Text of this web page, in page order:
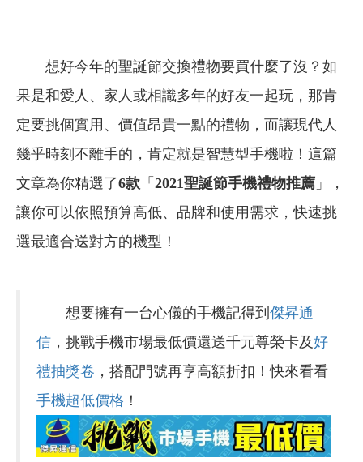
想好今年的聖誕節交換禮物要買什麼了沒？如
果是和愛人、家人或相識多年的好友一起玩，那肯
定要挑個實用、價值昂貴一點的禮物，而讓現代人
幾乎時刻不離手的，肯定就是智慧型手機啦！這篇
文章為你精選了6款 「 2021聖誕節手機禮物推薦 」，
讓你可以依照預算高低、品牌和使用需求，快速挑
選最適合送對方的機型！
想要擁有一台心儀的手機記得到 傑昇通
信 ，挑戰手機市場最低價還送千元尊榮卡及好
禮抽獎卷 ，搭配門號再享高額折扣！快來看看
手機超低價格 ！